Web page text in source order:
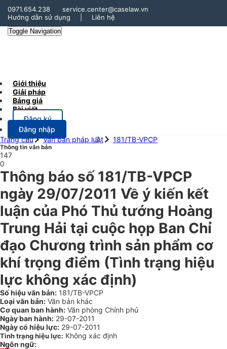
0971.654.238
service.center@caselaw.vn
Hướng dẫn sử dụng
Liên hệ
Toggle Navigation
Giới thiệu
Giải pháp
Bảng giá
Bài viết
Đăng ký
Đăng nhập
Trang chủ
Văn bản pháp luật 181/TB-VPCP
Thông tin văn bản
147
0
Thông báo số 181/TB-VPCP
ngày 29/07/2011 Về ý kiến kết
luận của Phó Thủ tướng Hoàng
Trung Hải tại cuộc họp Ban Chỉ
đạo Chương trình sản phẩm cơ
khí trọng điểm (Tình trạng hiệu
lực không xác định)
Số hiệu văn bản: 181/TB-VPCP
Loại văn bản: Văn bản khác
Cơ quan ban hành: Văn phòng Chính phủ
Ngày ban hành: 29-07-2011
Ngày có hiệu lực: 29-07-2011
Tình trạng hiệu lực: Không xác định
Ngôn ngữ: